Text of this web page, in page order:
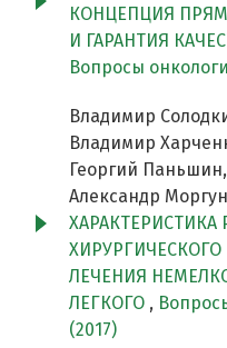
КОНЦЕПЦИЯ
И ГАРАНТИЯ
Вопросы
Владимир
Владимир
Георгий
Александр
ЛЕЧЕНИЯ
ЛЕГКОГО ,
(2017)